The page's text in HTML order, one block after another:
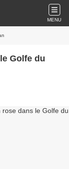
MENU
Golfe du